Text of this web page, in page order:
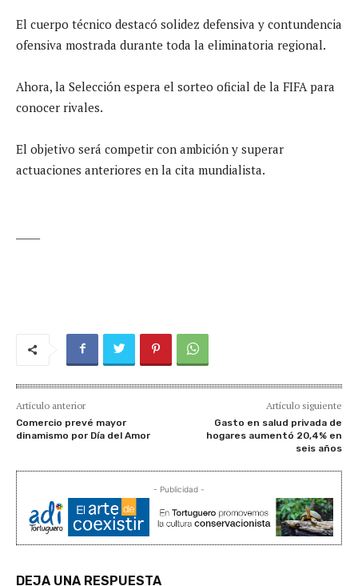
El cuerpo técnico destacó solidez defensiva y contundencia
ofensiva mostrada durante toda la eliminatoria regional.
Ahora, la Selección espera el sorteo oficial de la FIFA para
conocer rivales.
El objetivo será competir con ambición y superar
actuaciones anteriores en la cita mundialista.
Artículo anterior
Comercio prevé mayor
dinamismo por Día del Amor
Artículo siguiente
Gasto en salud privada de
hogares aumentó 20,4% en
seis años
- Publicidad -
DEJA UNA RESPUESTA